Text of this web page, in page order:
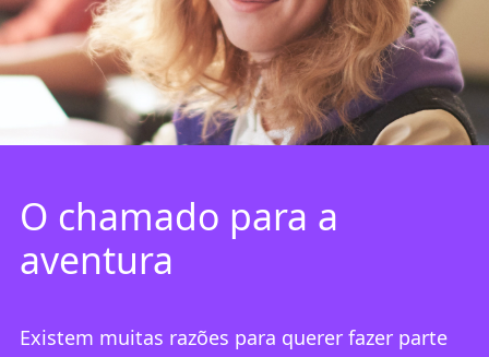
O chamado para a
aventura
Existem muitas razões para querer fazer parte